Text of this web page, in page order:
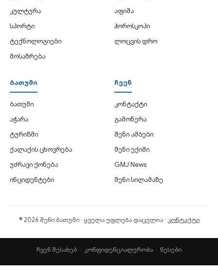
კულტურა
სპორტი
ტექნოლოგიები
მოსაზრება
აფიშა
ჰოროსკოპი
ლოცვის დრო
ბათუმი
ბათუმი
აჭარა
ტურიზმი
ქალაქის ცხოვრება
უძრავი ქონება
ინციდენტები
ჩვენ
კონტაქტი
გამოწერა
შენი ამბები
შენი ექიმი
GMJ News
შენი სილამაზე
© 2026 შენი ბათუმი · ყველა უფლება დაცულია · კონტაქტი
ჩვენ შესახებ · კონფიდენციალურობა · წესები